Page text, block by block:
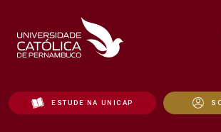
ESTUDE NA UNICAP